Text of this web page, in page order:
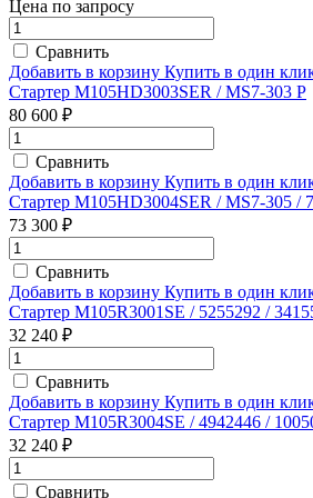
Цена по запросу
Сравнить
Добавить в корзину Купить в один
Стартер M105HD3003SER / MS7-303 P
80 600 ₽
Сравнить
Добавить в корзину Купить в один
Стартер M105HD3004SER / MS7-305 /
73 300 ₽
Сравнить
Добавить в корзину Купить в один
Стартер M105R3001SE / 5255292 /
32 240 ₽
Сравнить
Добавить в корзину Купить в один
Стартер M105R3004SE / 4942446 /
32 240 ₽
Сравнить